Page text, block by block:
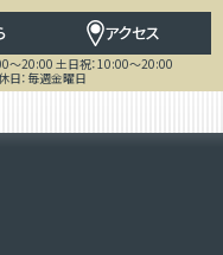
アクセス
～20:00 土日祝：10:00～20:00
日：毎週金曜日